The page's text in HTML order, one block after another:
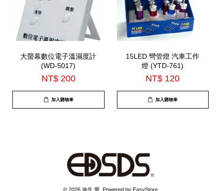
大螢幕數位電子溫濕度計
(WD-5017)
NT$ 200
加入購物車
15LED 彎管燈 汽車工作
燈 (YTD-761)
NT$ 120
加入購物車
© 2026 迪生 愛. Powered by EasyStore